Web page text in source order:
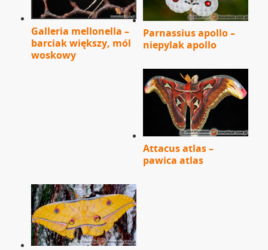
Galleria mellonella –
barciak większy, mól
woskowy
Parnassius apollo –
niepylak apollo
Attacus atlas –
pawica atlas